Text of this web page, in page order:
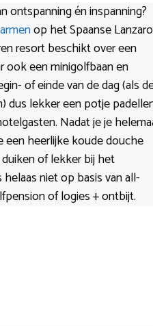
ontspanning én inspanning?
op het Spaanse
resort beschikt over een
ook een minigolfbaan en
of einde van de dag (als
dus lekker een potje
Nadat je je
heerlijke koude douche
of lekker bij het
niet op basis van all-
of logies + ontbijt.